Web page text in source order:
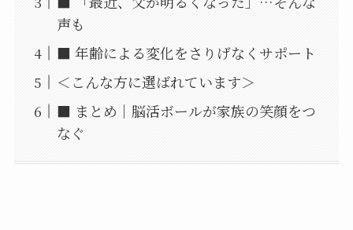
声も
■ 年齢による変化をさりげなくサポート
＜こんな方に選ばれています＞
■ まとめ｜脳活ボールが家族の笑顔をつ
なぐ